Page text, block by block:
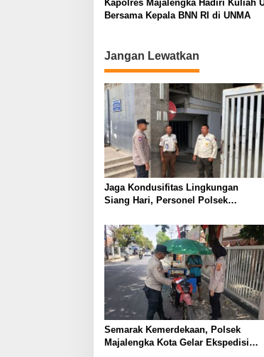
Kapolres Majalengka Hadiri Kuliah
Bersama Kepala BNN RI di UNMA
Jangan Lewatkan
Jaga Kondusifitas Lingkungan
Siang Hari, Personel Polsek
Sambangi Warga dan Security PT
Leetex Garment
Semarak Kemerdekaan, Polsek
Majalengka Kota Gelar Ekspedisi